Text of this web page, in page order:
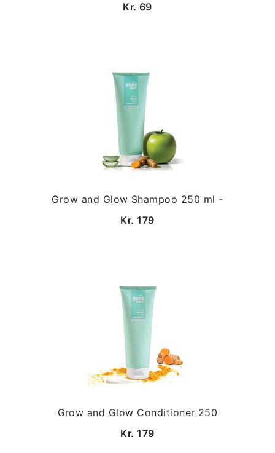
Kr. 69
Grow and Glow Shampoo 250 ml -
Kr. 179
Grow and Glow Conditioner 250
Kr. 179